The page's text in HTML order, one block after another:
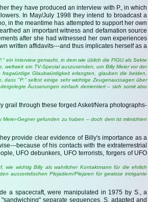
they have produced an interview with P., in which
In May/July 1998 they intend to broadcast a
in the meantime has attempted to support her own
an important witness and defamation source
after she had witnessed her own experiences
written affidavits---and thus implicates herself as a
ein Interview gemacht, in dem wie üblich die FIGU als Sekte
ein TV-Special auszusenden, um Billy Meier vor der
Glaubwürdigkeit erlangten, glauben die beiden,
dass "P." selbst einige sehr wichtige Zeugenaussagen über
Äusserungen einfach dementiert – sich somit also
grail through these forged Asket/Nera photographs-
Gegner gefunden zu haben – doch dem ist mitnichten
provide clear evidence of Billy's importance as a
because of his contacts with the extraterrestrial
UFO debunkers, UFO terrorists, forgers of UFO
wichtig Billy als wahrlicher Kontaktmann für die ehrlich
ausserirdischen Plejadiern/Plejaren für gewisse intrigante
a spacecraft, were manipulated in 1975 by S., a
separate sequences, S. adapted and